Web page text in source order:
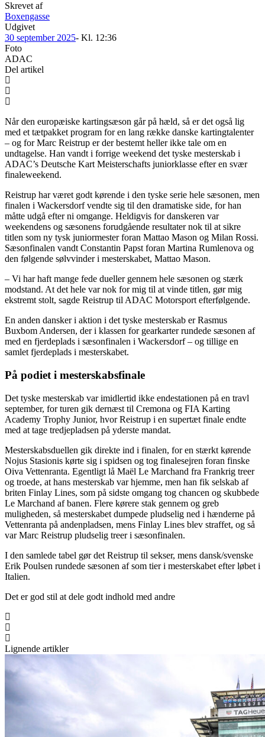
Skrevet af
Boxengasse
Udgivet
30 september 2025- Kl. 12:36
Foto
ADAC
Del artikel
Når den europæiske kartingsæson går på hæld, så er det også lig
med et tætpakket program for en lang række danske kartingtalenter
– og for Marc Reistrup er der bestemt heller ikke tale om en
undtagelse. Han vandt i forrige weekend det tyske mesterskab i
ADAC’s Deutsche Kart Meisterschafts juniorklasse efter en svær
finaleweekend.
Reistrup har været godt kørende i den tyske serie hele sæsonen, men
finalen i Wackersdorf vendte sig til den dramatiske side, for han
måtte udgå efter ni omgange. Heldigvis for danskeren var
weekendens og sæsonens forudgående resultater nok til at sikre
titlen som ny tysk juniormester foran Mattao Mason og Milan Rossi.
Sæsonfinalen vandt Constantin Papst foran Martina Rumlenova og
den følgende sølvvinder i mesterskabet, Mattao Mason.
– Vi har haft mange fede dueller gennem hele sæsonen og stærk
modstand. At det hele var nok for mig til at vinde titlen, gør mig
ekstremt stolt, sagde Reistrup til ADAC Motorsport efterfølgende.
En anden dansker i aktion i det tyske mesterskab er Rasmus
Buxbom Andersen, der i klassen for gearkarter rundede sæsonen af
med en fjerdeplads i sæsonfinalen i Wackersdorf – og tillige en
samlet fjerdeplads i mesterskabet.
På podiet i mesterskabsfinale
Det tyske mesterskab var imidlertid ikke endestationen på en travl
september, for turen gik dernæst til Cremona og FIA Karting
Academy Trophy Junior, hvor Reistrup i en supertæt finale endte
med at tage tredjepladsen på yderste mandat.
Mesterskabsduellen gik direkte ind i finalen, for en stærkt kørende
Nojus Stasionis kørte sig i spidsen og tog finalesejren foran finske
Oiva Vettenranta. Egentligt lå Maël Le Marchand fra Frankrig treer
og troede, at hans mesterskab var hjemme, men han fik selskab af
briten Finlay Lines, som på sidste omgang tog chancen og skubbede
Le Marchand af banen. Flere kørere stak gennem og greb
muligheden, så mesterskabet dumpede pludselig ned i hænderne på
Vettenranta på andenpladsen, mens Finlay Lines blev straffet, og så
var Marc Reistrup pludselig treer i sæsonfinalen.
I den samlede tabel gør det Reistrup til sekser, mens dansk/svenske
Erik Poulsen rundede sæsonen af som tier i mesterskabet efter løbet i
Italien.
Det er god stil at dele godt indhold med andre
Lignende artikler